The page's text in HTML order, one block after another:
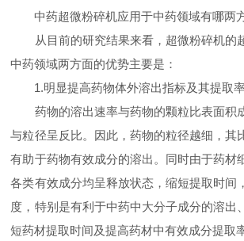
中药超微粉碎机应用于中药领域有哪两
从目前的研究结果来看，超微粉碎机的
中药领域两方面的优势主要是：
1.明显提高药物体外溶出指标及其提取
药物的溶出速率与药物的颗粒比表面积
与粒径呈反比。因此，药物的粒径越细，其
有助于药物有效成分的溶出。同时由于药材
各类有效成分均呈释放状态，缩短提取时间
度，特别是有利于中药中大分子成分的溶出
短药材提取时间及提高药材中有效成分提取